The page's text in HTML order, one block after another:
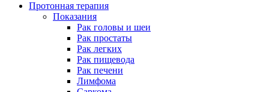
Протонная терапия
Показания
Рак головы и шеи
Рак простаты
Рак легких
Рак пищевода
Рак печени
Лимфома